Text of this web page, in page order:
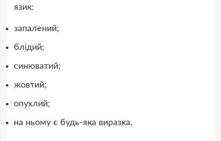
язик:
запалений;
блідий;
синюватий;
жовтий;
опухлий;
на ньому є будь-яка виразка.